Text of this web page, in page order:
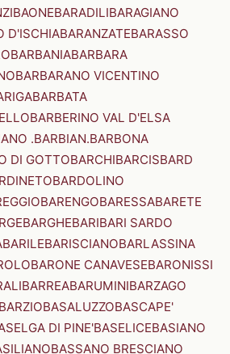
BAONEBARADILIBARAGIANO
D'ISCHIABARANZATEBARASSO
BARBANIABARBARA
BARBARANO VICENTINO
BARBATA
BARBERINO VAL D'ELSA
.BARBIAN.BARBONA
DI GOTTOBARCHIBARCISBARD
BARDOLINO
BARENGOBARESSABARETE
BARGHEBARIBARI SARDO
BARILEBARISCIANOBARLASSINA
BARONE CANAVESEBARONISSI
BARREABARUMINIBARZAGO
BARZIOBASALUZZOBASCAPE'
DI PINE'BASELICEBASIANO
BASSANO BRESCIANO